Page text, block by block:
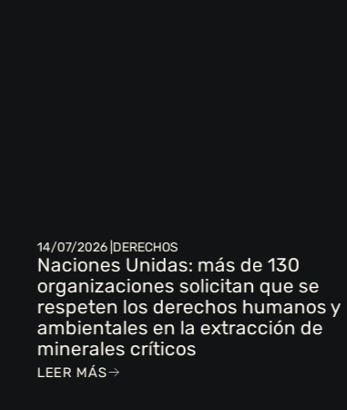
14/07/2026 | DERECHOS
Naciones Unidas: más de 130
organizaciones solicitan que se
respeten los derechos humanos y
ambientales en la extracción de
minerales críticos
LEER MÁS